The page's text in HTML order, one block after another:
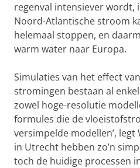
regenval intensiever wordt,
Noord-Atlantische stroom
helemaal stoppen, en
warm water naar Europa.
Simulaties van het effect
stromingen bestaan al
zowel hoge-resolutie
formules die de
versimpelde modellen’, legt
in Utrecht hebben zo’n
toch de huidige processen